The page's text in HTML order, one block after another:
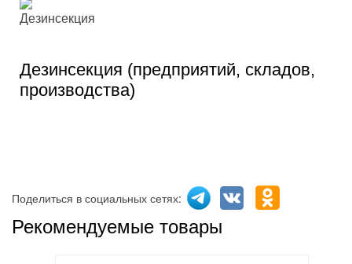
Дезинсекция (предприятий, складов,
производства)
Поделиться в социальных сетях:
Рекомендуемые товары